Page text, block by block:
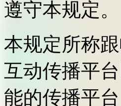
遵守本规定。
本规定所称
互动传播平
能的传播平